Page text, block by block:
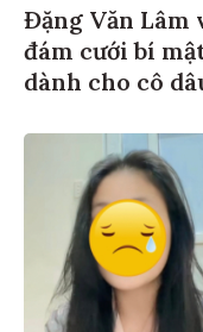
Đặng Văn Lâm
đám cưới bí
dành cho cô